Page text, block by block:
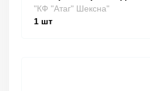
"КФ "Атаг" Шексна"
1 шт